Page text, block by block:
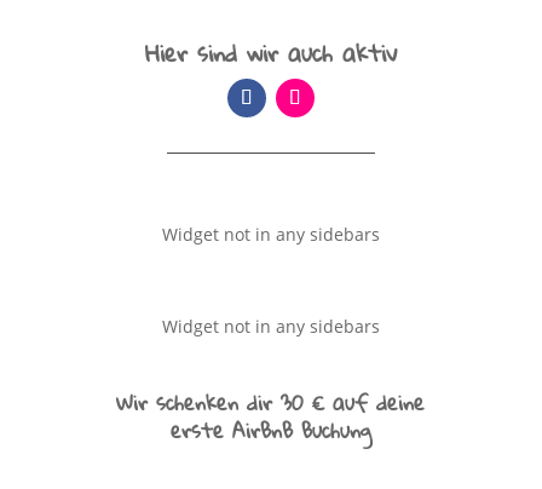
Hier sind wir auch aktiv
Widget not in any sidebars
Widget not in any sidebars
Wir schenken dir 30 € auf deine
erste AirBnB Buchung